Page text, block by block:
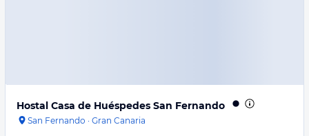
Hostal Casa de Huéspedes San Fernando
San Fernando · Gran Canaria